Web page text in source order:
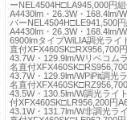
ーNEL4504H□LA945,000円
A4430lm・26.3W・168.4lm/
バーNEL4504H□LE941,500
A4430lm・26.3W・168.4lm/
6900lmタイプWiLIA調光ライ
直付XFX460SK□RX956,700
43.7W・129.9lm/Wリベコム
名直付
43.7W・129.9lm/WPiPit調光
名直付
43.5W・130.5lm/W調光ライ
付XFX460SK□LR956,200円
43.1W・131.7lm/W非調光ラ